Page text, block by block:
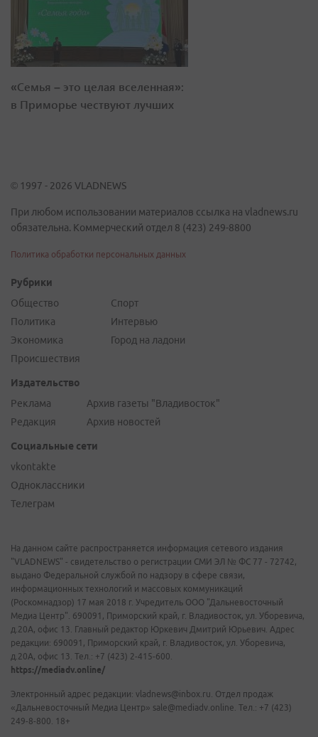
«Семья – это целая вселенная»:
в Приморье чествуют лучших
© 1997 - 2026 VLADNEWS
При любом использовании материалов ссылка на vladnews.ru
обязательна. Коммерческий отдел 8 (423) 249-8800
Политика обработки персональных данных
Рубрики
Общество
Политика
Экономика
Происшествия
Спорт
Интервью
Город на ладони
Издательство
Реклама
Редакция
Архив газеты "Владивосток"
Архив новостей
Социальные сети
vkontakte
Одноклассники
Телеграм
На данном сайте распространяется информация сетевого издания
"VLADNEWS" - свидетельство о регистрации СМИ ЭЛ № ФС 77 - 72742,
выдано Федеральной службой по надзору в сфере связи,
информационных технологий и массовых коммуникаций
(Роскомнадзор) 17 мая 2018 г. Учредитель ООО "Дальневосточный
Медиа Центр". 690091, Приморский край, г. Владивосток, ул. Уборевича,
д.20А, офис 13. Главный редактор Юркевич Дмитрий Юрьевич. Адрес
редакции: 690091, Приморский край, г. Владивосток, ул. Уборевича,
д.20А, офис 13. Тел.: +7 (423) 2-415-600.
https://mediadv.online/
Электронный адрес редакции: vladnews@inbox.ru. Отдел продаж
«Дальневосточный Медиа Центр» sale@mediadv.online. Тел.: +7 (423)
249-8-800. 18+